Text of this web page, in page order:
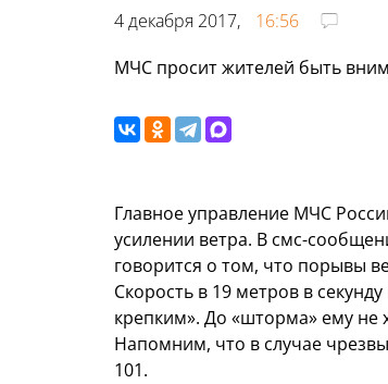
4 декабря 2017,
16:56
МЧС просит жителей быть
Главное управление МЧС
усилении ветра. В смс-
говорится о том, что порывы
Скорость в 19 метров в
крепким». До «шторма» ему не
Напомним, что в случае
101.